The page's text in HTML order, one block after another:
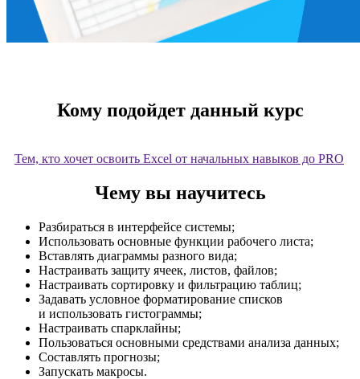
Кому подойдет данный курс
Тем, кто хочет освоить Excel от начальных навыков до PRO
​Чему вы научитесь
Разбираться в интерфейсе системы;
Использовать основные функции рабочего листа;
Вставлять диаграммы разного вида;
Настраивать защиту ячеек, листов, файлов;
Настраивать сортировку и фильтрацию таблиц;
Задавать условное форматирование списков
и использовать гистограммы;
Настраивать спарклайны;
Пользоваться основными средствами анализа данных;
Составлять прогнозы;
Запускать макросы.